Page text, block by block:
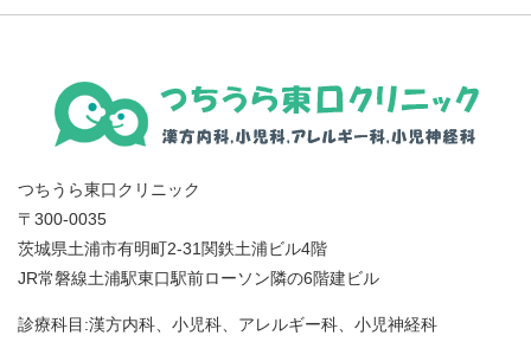
つちうら東口クリニック
〒300-0035
茨城県土浦市有明町2-31関鉄土浦ビル4階
JR常磐線土浦駅東口駅前ローソン隣の6階建ビル
診療科目:漢方内科、小児科、アレルギー科、小児神経科